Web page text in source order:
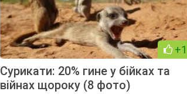
+1
Сурикати: 20% гине у бійках та
війнах щороку (8 фото)